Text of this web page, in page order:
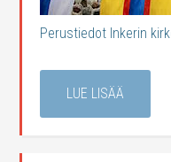
Perustiedot Inkerin
LUE LISÄÄ